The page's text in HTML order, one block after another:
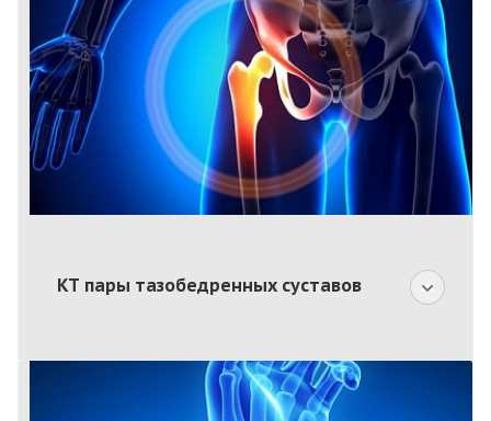
КТ пары тазобедренных суставов